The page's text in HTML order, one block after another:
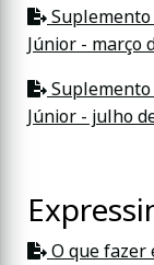
Suplemento
Júnior - março
Suplemento
Júnior - julho
O que fazer